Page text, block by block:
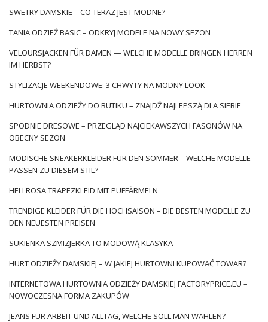
SWETRY DAMSKIE – CO TERAZ JEST MODNE?
TANIA ODZIEŻ BASIC – ODKRYJ MODELE NA NOWY SEZON
VELOURSJACKEN FÜR DAMEN — WELCHE MODELLE BRINGEN HERREN
IM HERBST?
STYLIZACJE WEEKENDOWE: 3 CHWYTY NA MODNY LOOK
HURTOWNIA ODZIEŻY DO BUTIKU – ZNAJDŹ NAJLEPSZĄ DLA SIEBIE
SPODNIE DRESOWE – PRZEGLĄD NAJCIEKAWSZYCH FASONÓW NA
OBECNY SEZON
MODISCHE SNEAKERKLEIDER FÜR DEN SOMMER – WELCHE MODELLE
PASSEN ZU DIESEM STIL?
HELLROSA TRAPEZKLEID MIT PUFFÄRMELN
TRENDIGE KLEIDER FÜR DIE HOCHSAISON – DIE BESTEN MODELLE ZU
DEN NEUESTEN PREISEN
SUKIENKA SZMIZJERKA TO MODOWĄ KLASYKA
HURT ODZIEŻY DAMSKIEJ – W JAKIEJ HURTOWNI KUPOWAĆ TOWAR?
INTERNETOWA HURTOWNIA ODZIEŻY DAMSKIEJ FACTORYPRICE.EU –
NOWOCZESNA FORMA ZAKUPÓW
JEANS FÜR ARBEIT UND ALLTAG, WELCHE SOLL MAN WÄHLEN?